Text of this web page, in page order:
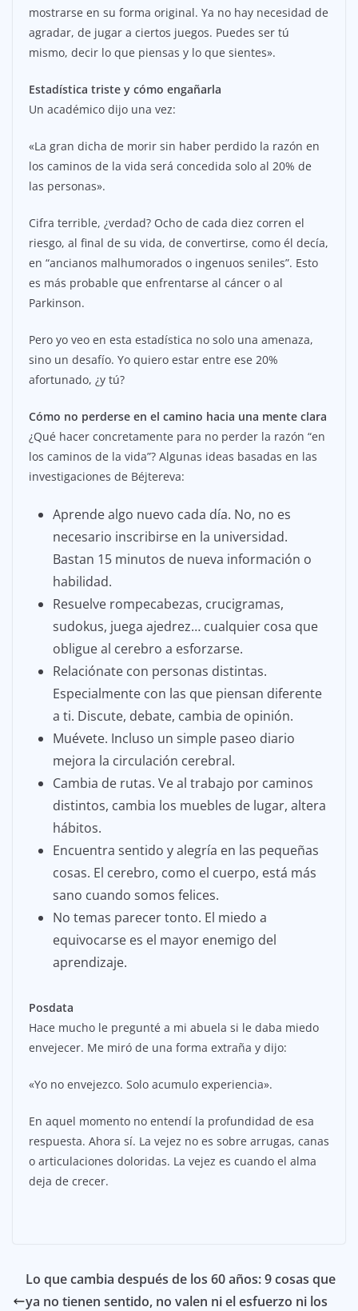
mostrarse en su forma original. Ya no hay necesidad de
agradar, de jugar a ciertos juegos. Puedes ser tú
mismo, decir lo que piensas y lo que sientes».
Estadística triste y cómo engañarla
Un académico dijo una vez:
«La gran dicha de morir sin haber perdido la razón en
los caminos de la vida será concedida solo al 20% de
las personas».
Cifra terrible, ¿verdad? Ocho de cada diez corren el
riesgo, al final de su vida, de convertirse, como él decía,
en “ancianos malhumorados o ingenuos seniles”. Esto
es más probable que enfrentarse al cáncer o al
Parkinson.
Pero yo veo en esta estadística no solo una amenaza,
sino un desafío. Yo quiero estar entre ese 20%
afortunado, ¿y tú?
Cómo no perderse en el camino hacia una mente clara
¿Qué hacer concretamente para no perder la razón “en
los caminos de la vida”? Algunas ideas basadas en las
investigaciones de Béjtereva:
Aprende algo nuevo cada día. No, no es
necesario inscribirse en la universidad.
Bastan 15 minutos de nueva información o
habilidad.
Resuelve rompecabezas, crucigramas,
sudokus, juega ajedrez… cualquier cosa que
obligue al cerebro a esforzarse.
Relaciónate con personas distintas.
Especialmente con las que piensan diferente
a ti. Discute, debate, cambia de opinión.
Muévete. Incluso un simple paseo diario
mejora la circulación cerebral.
Cambia de rutas. Ve al trabajo por caminos
distintos, cambia los muebles de lugar, altera
hábitos.
Encuentra sentido y alegría en las pequeñas
cosas. El cerebro, como el cuerpo, está más
sano cuando somos felices.
No temas parecer tonto. El miedo a
equivocarse es el mayor enemigo del
aprendizaje.
Posdata
Hace mucho le pregunté a mi abuela si le daba miedo
envejecer. Me miró de una forma extraña y dijo:
«Yo no envejezco. Solo acumulo experiencia».
En aquel momento no entendí la profundidad de esa
respuesta. Ahora sí. La vejez no es sobre arrugas, canas
o articulaciones doloridas. La vejez es cuando el alma
deja de crecer.
Lo que cambia después de los 60 años: 9 cosas que
ya no tienen sentido, no valen ni el esfuerzo ni los